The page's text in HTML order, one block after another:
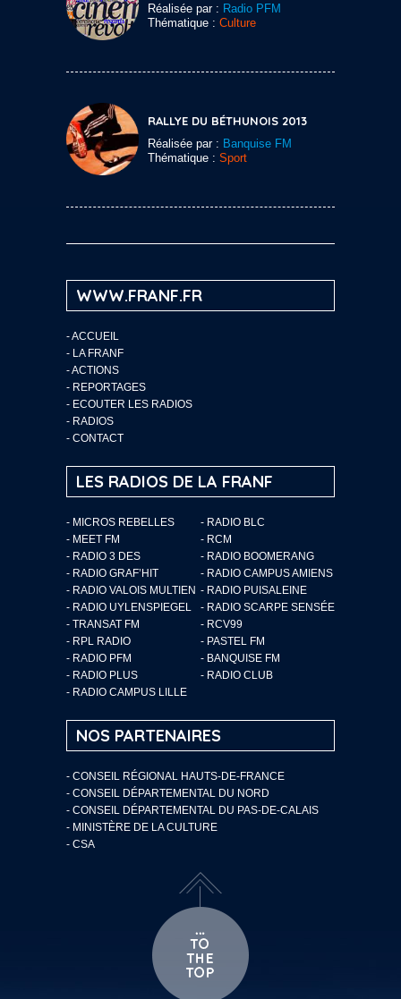
Réalisée par : Radio PFM
Thématique : Culture
RALLYE DU BÉTHUNOIS 2013
Réalisée par : Banquise FM
Thématique : Sport
WWW.FRANF.FR
-ACCUEIL
- LA FRANF
-ACTIONS
- REPORTAGES
- ECOUTER LES RADIOS
- RADIOS
- CONTACT
LES RADIOS DE LA FRANF
- MICROS REBELLES
- RADIO BLC
- MEET FM
- RCM
- RADIO 3 DES
- RADIO BOOMERANG
- RADIO GRAF’HIT
- RADIO CAMPUS AMIENS
- RADIO VALOIS MULTIEN - RADIO PUISALEINE
- RADIO UYLENSPIEGEL
- RADIO SCARPE SENSÉE
- TRANSAT FM
- RCV99
- RPL RADIO
- PASTEL FM
- RADIO PFM
- BANQUISE FM
- RADIO PLUS
- RADIO CLUB
- RADIO CAMPUS LILLE
NOS PARTENAIRES
- CONSEIL RÉGIONAL HAUTS-DE-FRANCE
- CONSEIL DÉPARTEMENTAL DU NORD
- CONSEIL DÉPARTEMENTAL DU PAS-DE-CALAIS
- MINISTÈRE DE LA CULTURE
- CSA